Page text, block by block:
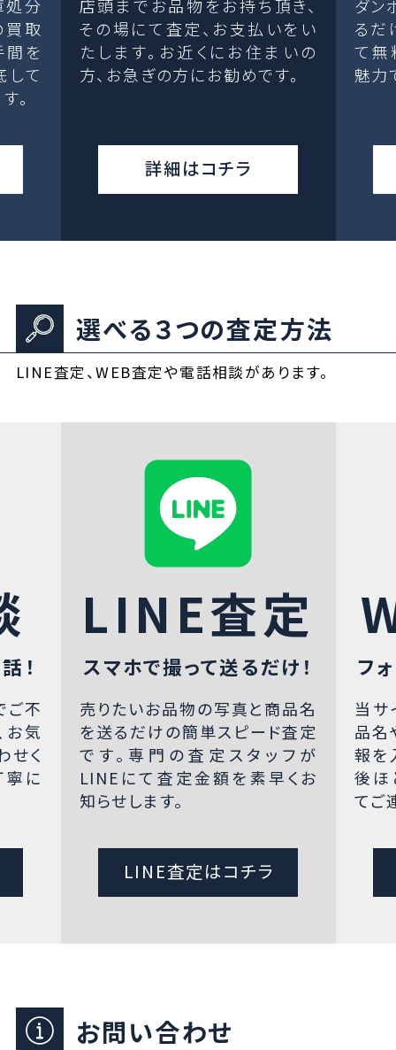
処分
取
間を
して
。
店頭までお品物をお持ち頂き、
その場にて査定、お支払いをい
たします。お近くにお住まいの
方、お急ぎの方にお勧めです。
詳細はコチラ
ダン
るだ
て無
魅力
選べる３つの査定方法
LINE査定、WEB査定や電話相談があります。
！
ご不
お気
せく
寧に
LINE査定
スマホで撮って送るだけ！
売りたいお品物の写真と商品名
を送るだけの簡単スピード査定
です。専門の査定スタッフが
LINEにて査定金額を素早くお
知らせします。
LINE査定はコチラ
フ
当サ
品名
報を
後ほ
てご
お問い合わせ